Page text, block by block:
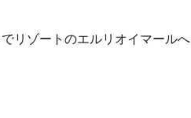
リゾートのエルリオイマールへ